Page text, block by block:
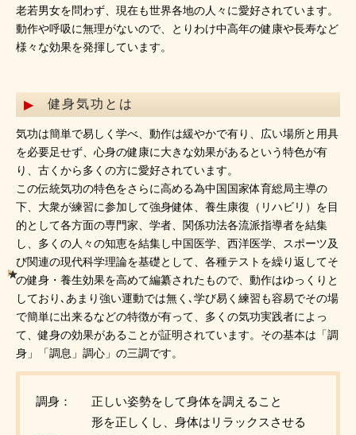
老若男女を問わず、現在も世界各地の人々に愛好されています。
動作や呼吸に無理がないので、とりわけ中高年の健康や長寿など
様々な効果を発揮しています。
健身気功とは
気功は簡単で易しく学べ、動作は緩やかで有り、広い場所と用具
を必要足せず、心身の健康に大きな効果があるという特色が有
り、古くから多くの方に愛好されています。
この伝統気功の特色をさらに高める為中国国家体育総局主導の
下、大衆が練習に参加して強身健体、養生康復（リハビリ）を目
的として各方面の専門家、学者、関係功法各流派指導者を結集
し、多くの人々の知恵を結集し中国医学、西洋医学、スポーツ及
び関連の現代科学理論を基礎として、各種テストを繰り返してそ
の健身・養生効果を高めて編纂されたもので、動作はゆっくりと
しており､あまり強い運動では無く､学び易く練習も容易でその場
で簡単に出来るなどの特徴が有って、多くの気功実践者によっ
て、健身の効果があることが証明されています。その基本は「調
身」「調息」調心」の三調です。
調身：
正しい姿勢をして身体を調えること
形を正しくし、身体はリラックスさせる